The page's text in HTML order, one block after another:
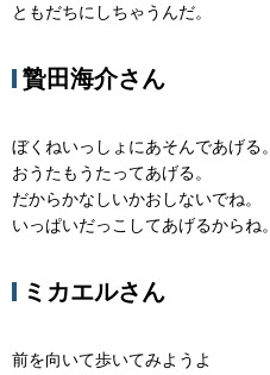
ともだちにしちゃうんだ。
贄田海介さん
ぼくねいっしょにあそんであげる。
おうたもうたってあげる。
だからかなしいかおしないでね。
いっぱいだっこしてあげるからね。
ミカエルさん
前を向いて歩いてみようよ